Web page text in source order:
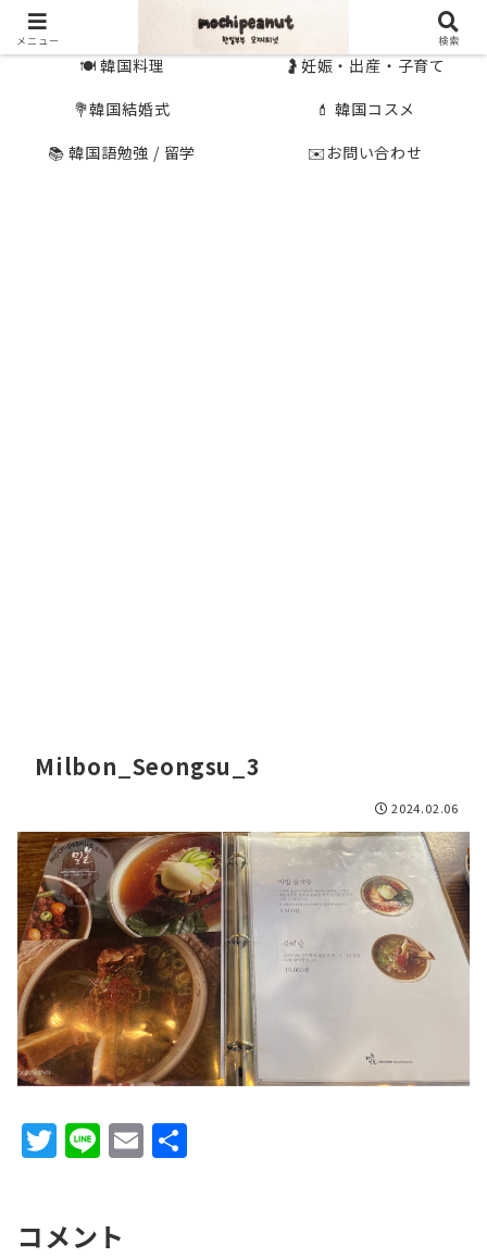
🍽 韓国料理
🤰妊娠・出産・子育て
💐韓国結婚式
💄 韓国コスメ
📚 韓国語勉強 / 留学
✉️お問い合わせ
Milbon_Seongsu_3
2024.02.06
T
w
te
Li
n
E
m
コメント
メニュー 検索